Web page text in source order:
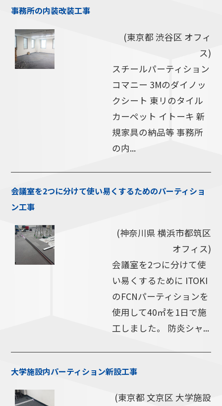
事務所の内装改装工事
(東京都 渋谷区 オフィ
ス)
スチールパーティション
コマニー 3Mのダイノッ
クシート 東リのタイル
カーペット イトーキ 新
規家具の納品等 事務所
の内...
会議室を2つに分けて使い易くするためのパーティショ
ン工事
(神奈川県 横浜市都筑区
オフィス)
会議室を2つに分けて使
い易くするために ITOKI
のFCNパーティションを
使用して40㎡を1日で施
工しました。 防炎シャ...
大学施設内パーティション新設工事
(東京都 文京区 大学施設